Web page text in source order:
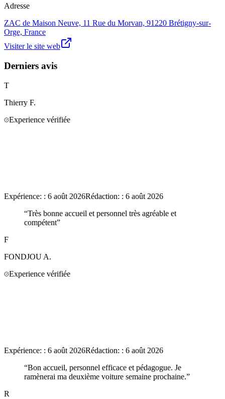
Adresse
ZAC de Maison Neuve, 11 Rue du Morvan, 91220 Brétigny-sur-
Orge, France
Visiter le site web
Derniers avis
T
Thierry F.
Experience vérifiée
Expérience: : 6 août 2026Rédaction: : 6 août 2026
“Très bonne accueil et personnel très agréable et
compétent”
F
FONDJOU A.
Experience vérifiée
Expérience: : 6 août 2026Rédaction: : 6 août 2026
“Bon accueil, personnel efficace et pédagogue. Je
ramènerai ma deuxième voiture semaine prochaine.”
R